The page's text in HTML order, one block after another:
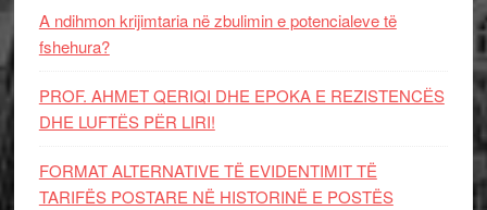
A ndihmon krijimtaria në zbulimin e potencialeve të
fshehura?
PROF. AHMET QERIQI DHE EPOKA E REZISTENCЁS
DHE LUFTЁS PЁR LIRI!
FORMAT ALTERNATIVE TË EVIDENTIMIT TË
TARIFËS POSTARE NË HISTORINË E POSTËS